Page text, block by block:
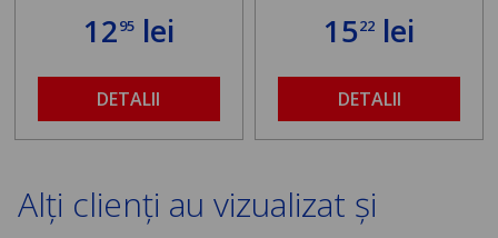
1295lei
DETALII
1522 lei
DETALII
Alți clienți au vizualizat și